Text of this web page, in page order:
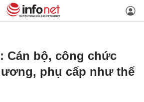
Cán bộ, công chức
phụ cấp như thế